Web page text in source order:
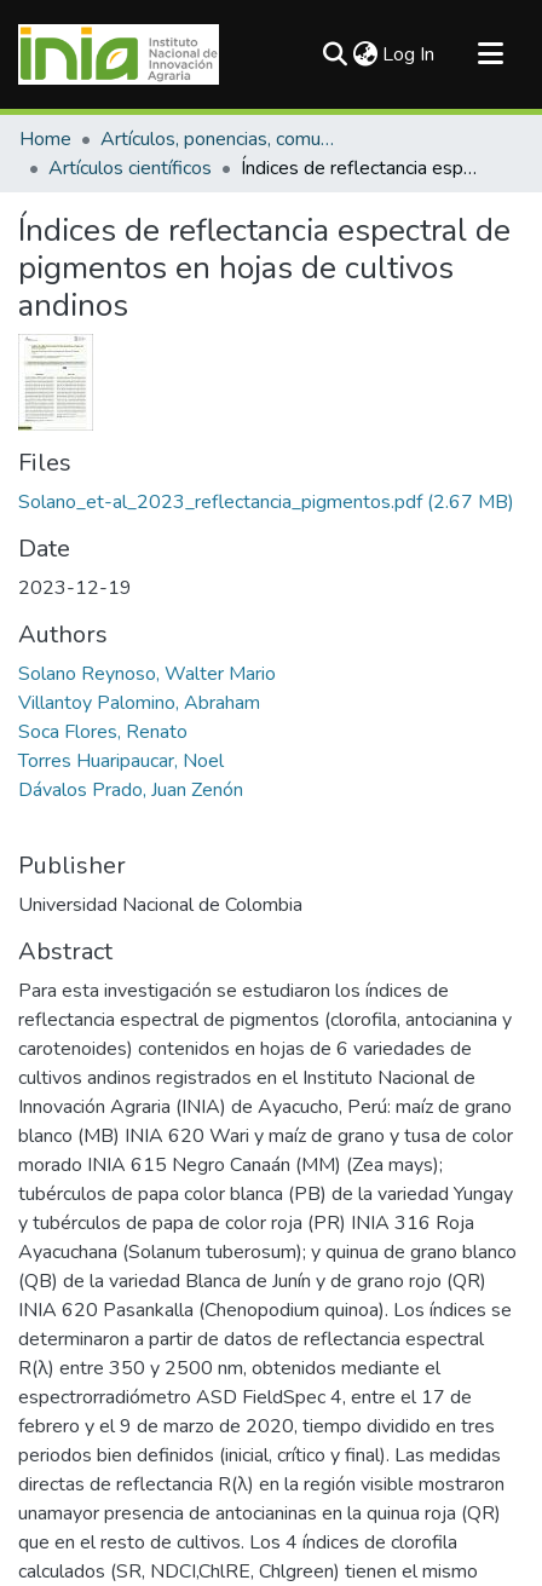
Log In (current)
Communities & Collections
All of DSpace
Statistics
Home
Artículos, ponencias, comunicaciones en congresos
Artículos científicos
Índices de reflectancia espectral de pigmentos en hojas de cultivos andinos
Índices de reflectancia espectral de
pigmentos en hojas de cultivos
andinos
Files
Solano_et-al_2023_reflectancia_pigmentos.pdf(2.67 MB)
Date
2023-12-19
Authors
Solano Reynoso, Walter Mario
Villantoy Palomino, Abraham
Soca Flores, Renato
Torres Huaripaucar, Noel
Dávalos Prado, Juan Zenón
Publisher
Universidad Nacional de Colombia
Abstract
Para esta investigación se estudiaron los índices de
reflectancia espectral de pigmentos (clorofila, antocianina y
carotenoides) contenidos en hojas de 6 variedades de
cultivos andinos registrados en el Instituto Nacional de
Innovación Agraria (INIA) de Ayacucho, Perú: maíz de grano
blanco (MB) INIA 620 Wari y maíz de grano y tusa de color
morado INIA 615 Negro Canaán (MM) (Zea mays);
tubérculos de papa color blanca (PB) de la variedad Yungay
y tubérculos de papa de color roja (PR) INIA 316 Roja
Ayacuchana (Solanum tuberosum); y quinua de grano blanco
(QB) de la variedad Blanca de Junín y de grano rojo (QR)
INIA 620 Pasankalla (Chenopodium quinoa). Los índices se
determinaron a partir de datos de reflectancia espectral
R(λ) entre 350 y 2500 nm, obtenidos mediante el
espectrorradiómetro ASD FieldSpec 4, entre el 17 de
febrero y el 9 de marzo de 2020, tiempo dividido en tres
periodos bien definidos (inicial, crítico y final). Las medidas
directas de reflectancia R(λ) en la región visible mostraron
unamayor presencia de antocianinas en la quinua roja (QR)
que en el resto de cultivos. Los 4 índices de clorofila
calculados (SR, NDCI,ChlRE, Chlgreen) tienen el mismo